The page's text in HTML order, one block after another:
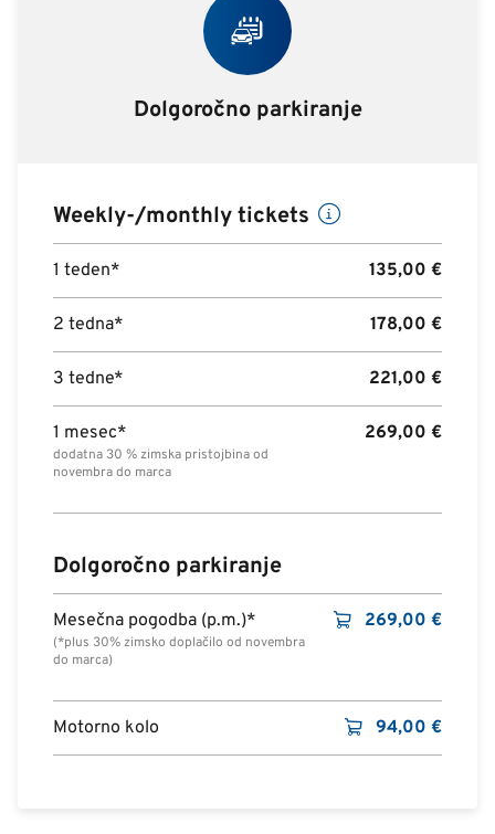
Dolgoročno parkiranje
Weekly-/monthly tickets
1 teden* 135,00 €
2 tedna* 178,00 €
3 tedne* 221,00 €
1 mesec*
dodatna 30 % zimska pristojbina od
novembra do marca
269,00 €
Dolgoročno parkiranje
Mesečna pogodba (p.m.)*
(*plus 30% zimsko doplačilo od novembra
do marca)
269,00 €
Motorno kolo 94,00 €